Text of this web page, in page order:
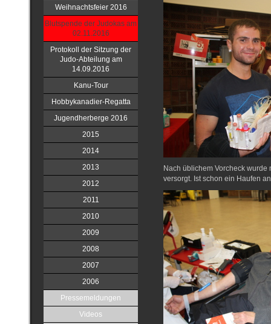
Weihnachtsfeier 2016
Blutspende der Judokas am
02.11.2016
Protokoll der Sitzung der
Judo-Abteilung am
14.09.2016
Kanu-Tour
Hobbykanadier-Regatta
Jugendherberge 2016
2015
2014
2013
2012
2011
2010
2009
2008
2007
2006
Pressemeldungen
Videos
Nach üblichem Vorcheck
versorgt. Ist schon ein Haufen